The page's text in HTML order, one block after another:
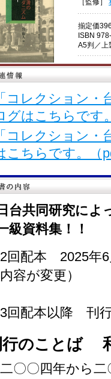
［監修］
揃定価
ISBN
A5判／上
「コレクション
グはこちらです
「コレクション
こちらです。（
日台共同研究によ
級資料集！！
回配本 2025年6
容が変更）
回配本以降 刊
行のことば
〇〇四年から二